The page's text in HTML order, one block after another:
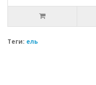
Теги: ель